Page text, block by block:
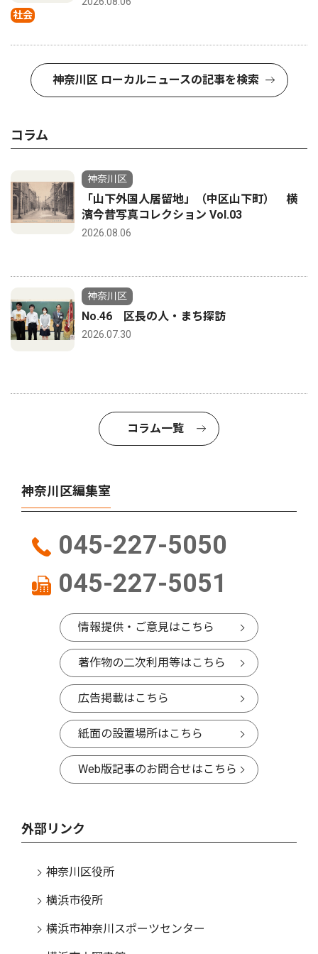
社会
神奈川区 ローカルニュースの記事を検索
コラム
神奈川区
「山下外国人居留地」（中区山下町） 横
濱今昔写真コレクション Vol.03
2026.08.06
神奈川区
No.46 区長の人・まち探訪
2026.07.30
コラム一覧
神奈川区編集室
045-227-5050
045-227-5051
情報提供・ご意見はこちら
著作物の二次利用等はこちら
広告掲載はこちら
紙面の設置場所はこちら
Web版記事のお問合せはこちら
外部リンク
神奈川区役所
横浜市役所
横浜市神奈川スポーツセンター